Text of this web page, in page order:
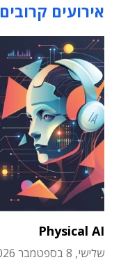
אירועים קרובים
Physical AI
שלישי, 8 בספטמבר 2026